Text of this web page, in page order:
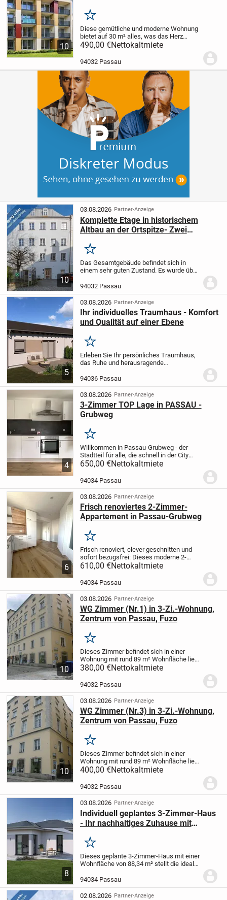
10
Merken
Diese gemütliche und moderne Wohnung
bietet auf 30 m² alles, was das Herz
begehrt. Das Zimmer ist lichtdurchflutet
auf dem Sie die warmen
490,00 €Nettokaltmiete
94032 Passau
10
03.08.2026 Partner-Anzeige
Komplette Etage in historischem
Altbau an der Ortspitze- Zwei
Innblick
Merken
Das Gesamtgebäude befindet sich in
einem sehr guten Zustand. Es wurde über
Bedarf saniert. Der Baustil des Gebäudes
sowie die Innenarchitektur sind im...
94032 Passau
5
03.08.2026 Partner-Anzeige
Ihr individuelles Traumhaus - Komfort
und Qualität auf einer Ebene
Merken
Erleben Sie Ihr persönliches Traumhaus,
das Ruhe und herausragende
verbindet. Dieses sorgfältig geplante
Einfamilienhaus in ebenerdiger Bauweise
bietet Ihnen eine...
94036 Passau
4
03.08.2026 Partner-Anzeige
3-Zimmer TOP Lage in PASSAU -
Grubweg
Merken
Willkommen in Passau-Grubweg - der
Stadtteil für alle, die schnell in der City
sein wollen, aber trotzdem entspannt
Wege zu Einkauf, Bus und Uni und
650,00 €Nettokaltmiete
94034 Passau
6
03.08.2026 Partner-Anzeige
Frisch renoviertes 2-Zimmer-
Appartement in Passau-Grubweg
Merken
Frisch renoviert, clever geschnitten und
sofort bezugsfrei: Dieses moderne 2-
Zimmer-Appartement bietet auf ca. 46 m²
ausmacht.Der helle Wohn- und
610,00 €Nettokaltmiete
94034 Passau
10
03.08.2026 Partner-Anzeige
WG Zimmer (Nr.1) in 3-Zi.-Wohnung,
Zentrum von Passau, Fuzo
Merken
Dieses Zimmer befindet sich in einer
Wohnung mit rund 89 m² Wohnfläche liegt
im EG eines Wohn- und Geschäftshauses
Fußgängerzone. Die Wohnung besteht
380,00 €Nettokaltmiete
94032 Passau
10
03.08.2026 Partner-Anzeige
WG Zimmer (Nr.3) in 3-Zi.-Wohnung,
Zentrum von Passau, Fuzo
Merken
Dieses Zimmer befindet sich in einer
Wohnung mit rund 89 m² Wohnfläche liegt
im EG eines Wohn- und Geschäftshauses
Fußgängerzone. Die Wohnung besteht
400,00 €Nettokaltmiete
94032 Passau
8
03.08.2026 Partner-Anzeige
Individuell geplantes 3-Zimmer-Haus
- Ihr nachhaltiges Zuhause mit
Merken
Dieses geplante 3-Zimmer-Haus mit einer
Wohnfläche von 88,34 m² stellt die ideale
verfügt über eine Ebene, zwei
Schlafzimmer und ein Badezimmer,
wodurch es perfekt...
94034 Passau
02.08.2026 Partner-Anzeige